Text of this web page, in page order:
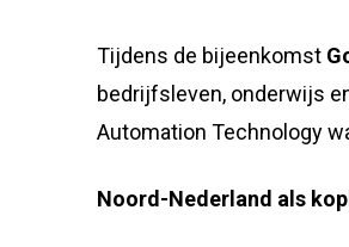
Tijdens de bijeenkomst
bedrijfsleven, onderwijs
Automation Technology
Noord-Nederland als